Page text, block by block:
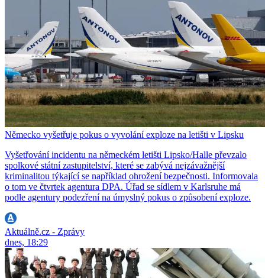
Německo vyšetřuje pokus o vyvolání exploze na letišti v Lipsku
Vyšetřování incidentu na německém letišti Lipsko/Halle převzalo
spolkové státní zastupitelství, které se zabývá nejzávažnější
kriminalitou týkající se například ohrožení bezpečnosti. Informovala
o tom ve čtvrtek agentura DPA. Úřad se sídlem v Karlsruhe má
podle agentury podezření na úmyslný pokus o způsobení exploze.
Aktuálně.cz - Zprávy
dnes, 18:29